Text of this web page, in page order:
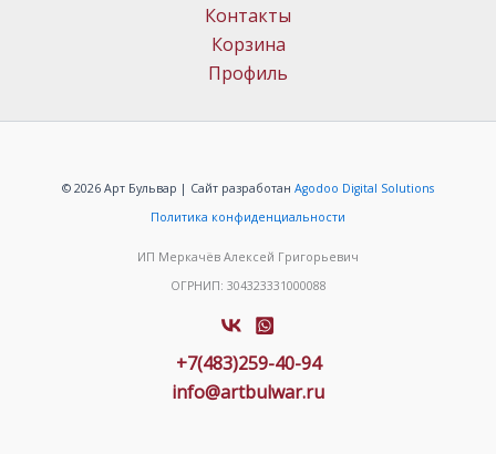
Контакты
Корзина
Профиль
© 2026 Арт Бульвар | Сайт разработан Agodoo Digital Solutions
Политика конфиденциальности
ИП Меркачёв Алексей Григорьевич
ОГРНИП: 304323331000088
+7(483)259-40-94
info@artbulwar.ru